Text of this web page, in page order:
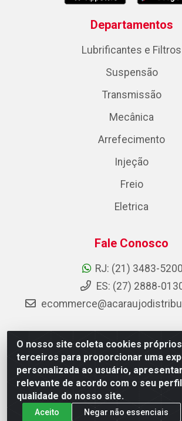
O nosso site coleta cookies
terceiros para proporcionar uma
personalizada ao usuário,
relevante de acordo com o seu
qualidade do nosso site.
Aceito Negar não essenciais
Departamentos
Lubrificantes e Filtros
Suspensão
Transmissão
Mecânica
Arrefecimento
Injeção
Freio
Eletrica
Fale Conosco
RJ: (21) 3483-5200
ES: (27) 2888-
AC Araujo Distribuidora - Rua Carneiro de
São Cristóvão, Rio de Janeiro/RJ - CEP
CNPJ 08.744.753/0003-85